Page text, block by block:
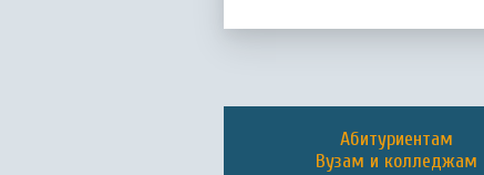
Абитуриентам
Вузам и колледжам